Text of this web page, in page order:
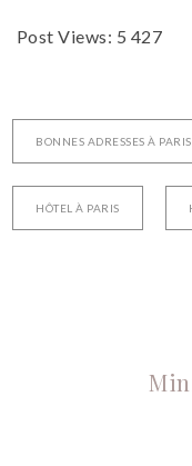
Post Views: 5 427
BONNES ADRESSES À PARIS
HÔTEL À PARIS